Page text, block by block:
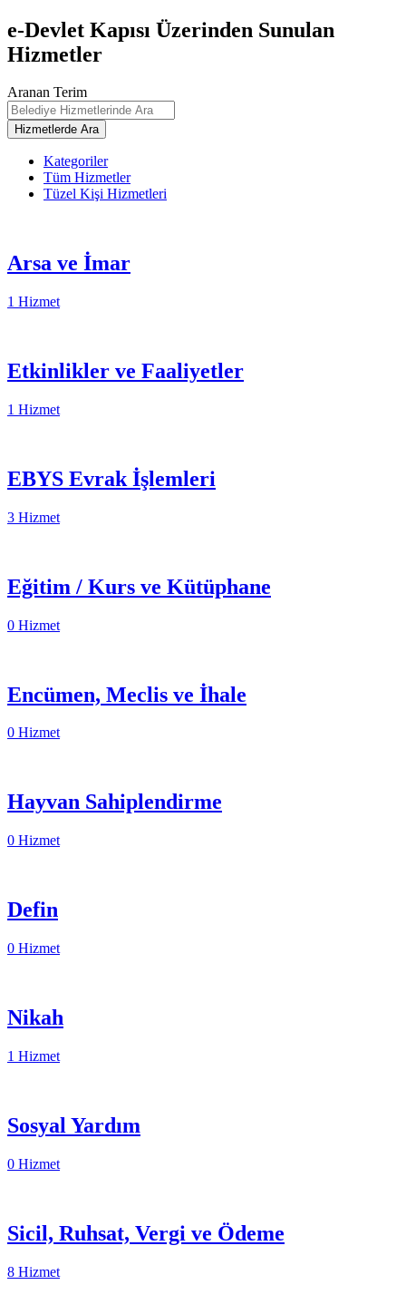
e-Devlet Kapısı Üzerinden Sunulan
Hizmetler
Aranan Terim
Kategoriler
Tüm Hizmetler
Tüzel Kişi Hizmetleri
Arsa ve İmar
1 Hizmet
Etkinlikler ve Faaliyetler
1 Hizmet
EBYS Evrak İşlemleri
3 Hizmet
Eğitim / Kurs ve Kütüphane
0 Hizmet
Encümen, Meclis ve İhale
0 Hizmet
Hayvan Sahiplendirme
0 Hizmet
Defin
0 Hizmet
Nikah
1 Hizmet
Sosyal Yardım
0 Hizmet
Sicil, Ruhsat, Vergi ve Ödeme
8 Hizmet